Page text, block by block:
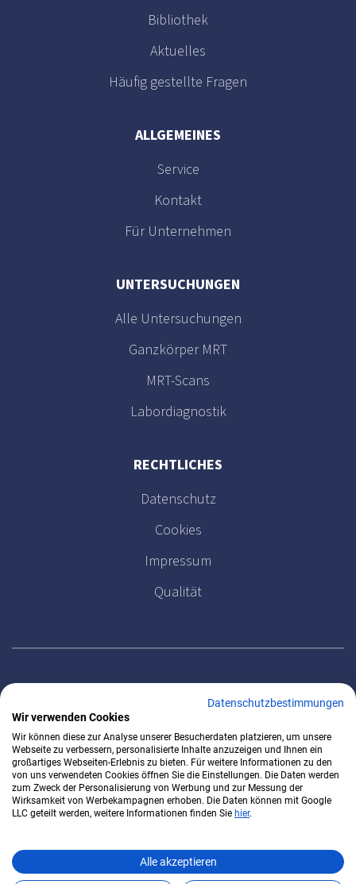
Bibliothek
Aktuelles
Häufig gestellte Fragen
ALLGEMEINES
Service
Kontakt
Für Unternehmen
UNTERSUCHUNGEN
Alle Untersuchungen
Ganzkörper MRT
MRT-Scans
Labordiagnostik
RECHTLICHES
Datenschutz
Cookies
Impressum
Qualität
MELDEN SIE SICH FÜR UNSEREN NEWSLETTER AN
DirectClinics 2026 - alle Rechte vorbehalten
Datenschutzbestimmungen
Wir verwenden Cookies
Wir können diese zur Analyse unserer Besucherdaten platzieren, um unsere
Webseite zu verbessern, personalisierte Inhalte anzuzeigen und Ihnen ein
großartiges Webseiten-Erlebnis zu bieten. Für weitere Informationen zu den
von uns verwendeten Cookies öffnen Sie die Einstellungen. Die Daten werden
zum Zweck der Personalisierung von Werbung und zur Messung der
Wirksamkeit von Werbekampagnen erhoben. Die Daten können mit Google
LLC geteilt werden, weitere Informationen finden Sie hier.
Alle akzeptieren